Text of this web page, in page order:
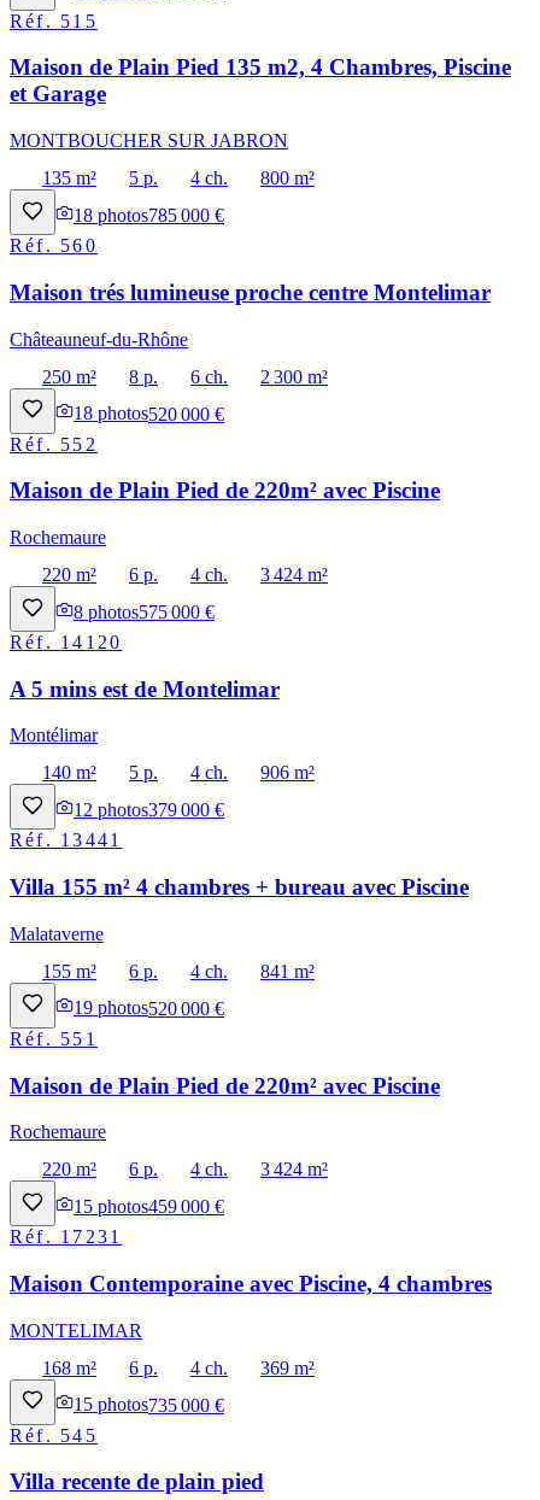
Réf. 515
Maison de Plain Pied 135 m2, 4 Chambres, Piscine
et Garage
MONTBOUCHER SUR JABRON
135 m²
5 p. 4 ch.
800 m²
18 photos785 000 €
Réf. 560
Maison trés lumineuse proche centre Montelimar
Châteauneuf-du-Rhône
250 m²
8 p. 6 ch.
2 300 m²
18 photos520 000 €
Réf. 552
Maison de Plain Pied de 220m² avec Piscine
Rochemaure
220 m²
6 p. 4 ch.
3 424 m²
8 photos575 000 €
Réf. 14120
A 5 mins est de Montelimar
Montélimar
140 m²
5 p. 4 ch.
906 m²
12 photos379 000 €
Réf. 13441
Villa 155 m² 4 chambres + bureau avec Piscine
Malataverne
155 m²
6 p. 4 ch.
841 m²
19 photos520 000 €
Réf. 551
Maison de Plain Pied de 220m² avec Piscine
Rochemaure
220 m²
6 p. 4 ch.
3 424 m²
15 photos459 000 €
Réf. 17231
Maison Contemporaine avec Piscine, 4 chambres
MONTELIMAR
168 m²
6 p. 4 ch.
369 m²
15 photos735 000 €
Réf. 545
Villa recente de plain pied